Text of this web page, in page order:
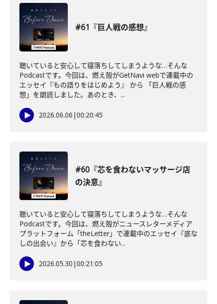
#61『巨人戦の感想』
聴いていると安心して寝落ちしてしまうような…そんな
Podcastです。今回は、燃え殻がGetNavi webで連載中の
エッセイ『もの語りをはじめよう』 から 「巨人戦の感
想」を朗読しました。あのとき、...
2026.06.06 |00:20:45
#60『芯を食わないマッサージ店
の決意』
聴いていると安心して寝落ちしてしまうような…そんな
Podcastです。今回は、燃え殻がニュースレターメディア
プラットフォーム「theLetter」で連載中のエッセイ『底な
しの出会い』から「芯を食わない...
2026.05.30 |00:21:05